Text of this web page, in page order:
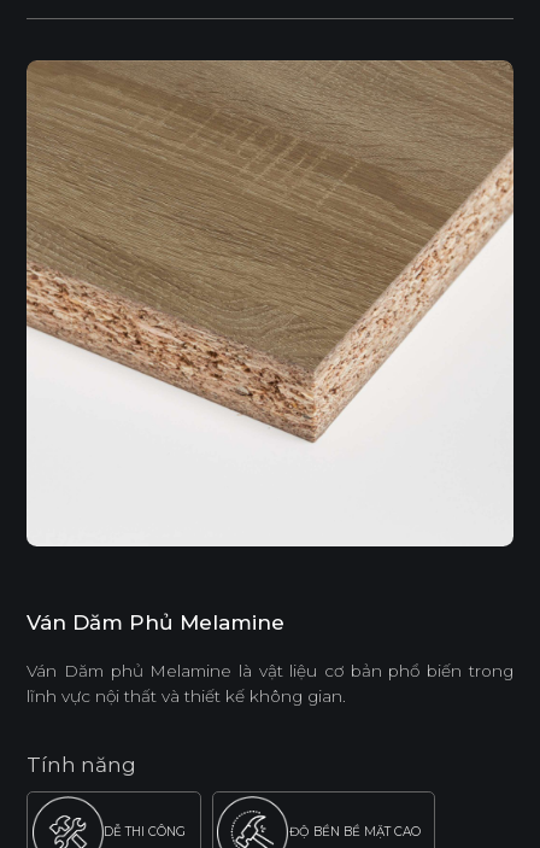
Ván Dăm Phủ Melamine
Ván Dăm phủ Melamine là vật liệu cơ bản phổ biến trong
lĩnh vực nội thất và thiết kế không gian.
Tính năng
DỄ THI CÔNG ĐỘ BỀN BỀ MẶT CAO